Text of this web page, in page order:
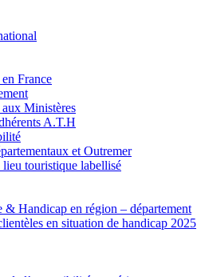
France
aux Ministères
A.T.H
et Outremer
touristique labellisé
Handicap en région – département
en situation de handicap 2025